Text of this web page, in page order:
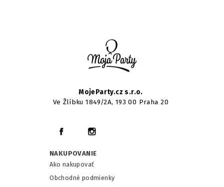
MojeParty.cz s.r.o.
Ve Žlíbku 1849/2A, 193 00 Praha 20
NAKUPOVANIE
Ako nakupovať
Obchodné podmienky